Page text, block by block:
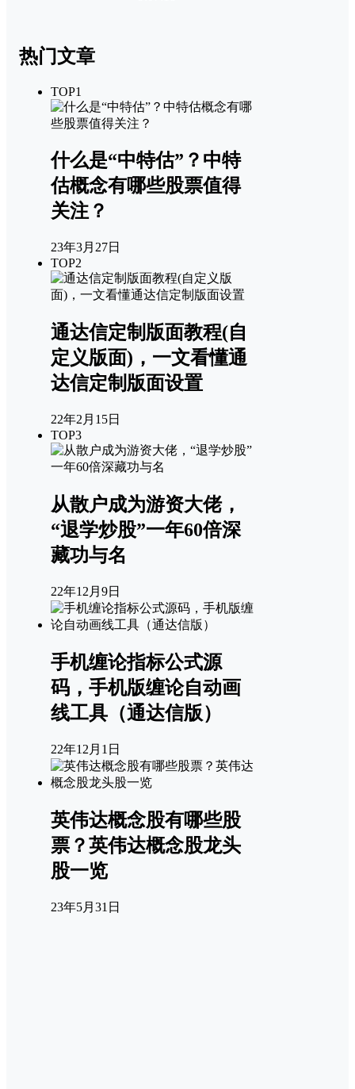
热门文章
TOP1
什么是“中特估”？中特
估概念有哪些股票值得
关注？
23年3月27日
TOP2
通达信定制版面教程(自
定义版面)，一文看懂通
达信定制版面设置
22年2月15日
TOP3
从散户成为游资大佬，
“退学炒股”一年60倍深
藏功与名
22年12月9日
手机缠论指标公式源
码，手机版缠论自动画
线工具（通达信版）
22年12月1日
英伟达概念股有哪些股
票？英伟达概念股龙头
股一览
23年5月31日